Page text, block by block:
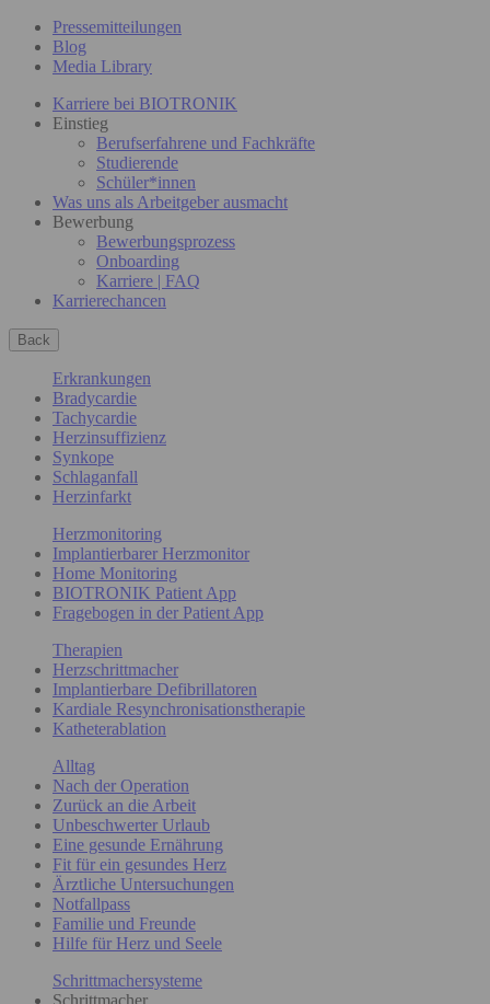
Pressemitteilungen
Blog
Media Library
Karriere bei BIOTRONIK
Einstieg
Berufserfahrene und Fachkräfte
Studierende
Schüler*innen
Was uns als Arbeitgeber ausmacht
Bewerbung
Bewerbungsprozess
Onboarding
Karriere | FAQ
Karrierechancen
Back
Erkrankungen
Bradycardie
Tachycardie
Herzinsuffizienz
Synkope
Schlaganfall
Herzinfarkt
Herzmonitoring
Implantierbarer Herzmonitor
Home Monitoring
BIOTRONIK Patient App
Fragebogen in der Patient App
Therapien
Herzschrittmacher
Implantierbare Defibrillatoren
Kardiale Resynchronisationstherapie
Katheterablation
Alltag
Nach der Operation
Zurück an die Arbeit
Unbeschwerter Urlaub
Eine gesunde Ernährung
Fit für ein gesundes Herz
Ärztliche Untersuchungen
Notfallpass
Familie und Freunde
Hilfe für Herz und Seele
Schrittmachersysteme
Schrittmacher